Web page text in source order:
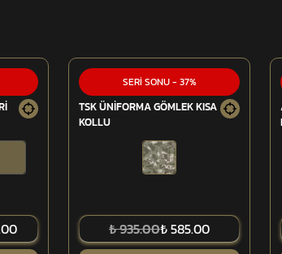
SERİ SONU- 37%
TSK ÜNİFORMA GÖMLEK KISA
KOLLU
₺ 935.00₺ 585.00